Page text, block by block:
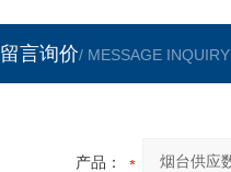
留言询价/ MESSAGE INQUIRY
产品：